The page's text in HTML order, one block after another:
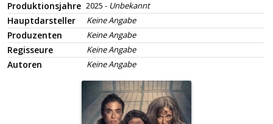
Produktionsjahre 2025 - Unbekannt
Hauptdarsteller Keine Angabe
Produzenten Keine Angabe
Regisseure Keine Angabe
Autoren Keine Angabe